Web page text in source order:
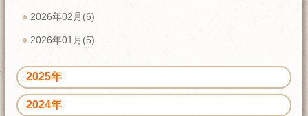
2026年02月(6)
2026年01月(5)
2025年
2024年